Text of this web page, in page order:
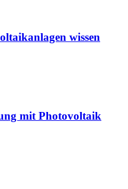
wissen
mit Photovoltaik